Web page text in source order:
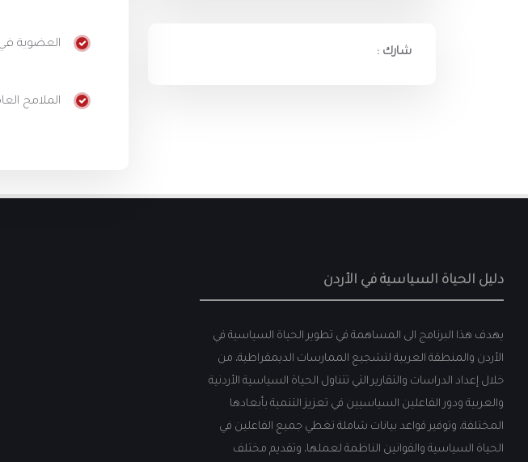
شارك :
العضوية في
الملامح
دليل الحياة السياسية في الأردن
يهدف هذا البرنامج الى المساهمة في تطوير الحياة السياسية في
الأردن والمنطقة العربية لتشجيع الممارسات الديمقراطية، من
خلال إعداد الدراسات والتقارير التي تتناول الحياة السياسية الأردنية
والعربية ودور الفاعلين السياسيين في تعزيز التنمية بأبعادها
المختلفة، وتوفير قواعد بيانات شاملة تغطي جميع الفاعلين في
الحياة السياسية والقوانين الناظمة لعملها، وتقديم مختلف